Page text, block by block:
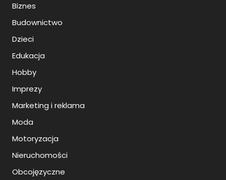
Biznes
Budownictwo
Dzieci
Edukacja
Hobby
Imprezy
Marketing i reklama
Moda
Motoryzacja
Nieruchomości
Obcojęzyczne